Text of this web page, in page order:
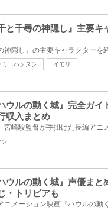
と千尋の神隠し』主要
ミコハクヌシ イモリ
ウルの動く城』完全ガイ
収入まとめ
シ
ウルの動く城』声優ま
・トリビアも